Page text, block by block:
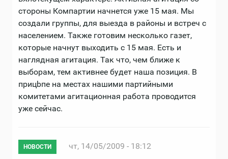
стороны Компартии начнется уже 15 мая. Мы
создали группы, для выезда в районы и встреч с
населением. Также готовим несколько газет,
которые начнут выходить с 15 мая. Есть и
наглядная агитация. Так что, чем ближе к
выборам, тем активнее будет наша позиция. В
прицbпе на местах нашими партийными
комитетами агитационная работа проводится
уже сейчас.
НОВОСТИ чт, 14/05/2009 - 18:12